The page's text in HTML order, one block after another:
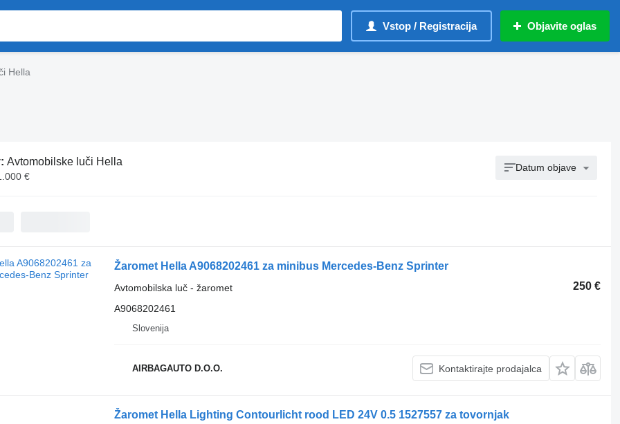
Vstop / Registracija Objavite oglas
Hella
Avtomobilske luči Hella
€
Datum objave
Žaromet Hella A9068202461 za minibus Mercedes-Benz Sprinter
250 €
Avtomobilska luč - žaromet
A9068202461
Slovenija
AIRBAGAUTO D.O.O. Kontaktirajte prodajalca
Žaromet Hella Lighting Contourlicht rood LED 24V 0.5 1527557 za tovornjak